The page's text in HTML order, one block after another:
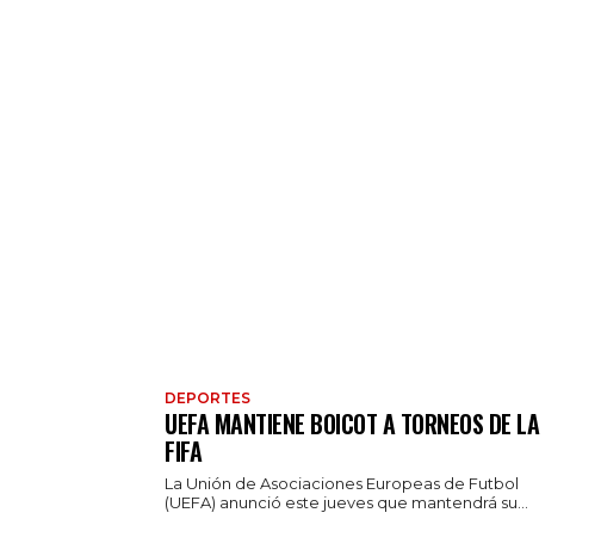
DEPORTES
UEFA MANTIENE BOICOT A TORNEOS DE LA
FIFA
La Unión de Asociaciones Europeas de Futbol
(UEFA) anunció este jueves que mantendrá su...